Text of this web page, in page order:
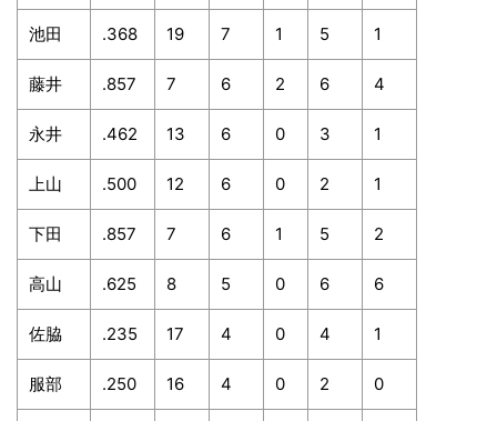
池田 .368 19 7 1 5 1
藤井 .857 7 6 2 6 4
永井 .462 13 6 0 3 1
上山 .500 12 6 0 2 1
下田 .857 7 6 1 5 2
高山 .625 8 5 0 6 6
佐脇 .235 17 4 0 4 1
服部 .250 16 4 0 2 0